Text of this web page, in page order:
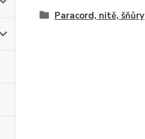
Paracord, nitě, šňůry